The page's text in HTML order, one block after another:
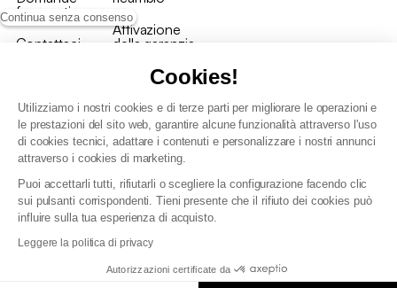
Continua senza consenso
Cookies!
Utilizziamo i nostri cookies e di terze parti per migliorare le operazioni e
le prestazioni del sito web, garantire alcune funzionalità attraverso l'uso
di cookies tecnici, adattare i contenuti e personalizzare i nostri annunci
attraverso i cookies di marketing.
Puoi accettarli tutti, rifiutarli o scegliere la configurazione facendo clic
sui pulsanti corrispondenti. Tieni presente che il rifiuto dei cookies può
influire sulla tua esperienza di acquisto.
Leggere la politica di privacy
Autorizzazioni certificate da
frequenti
Contattaci
Attivazione
della garanzia
Condizioni generali vendita
Politica di gestione dei dati personali e dei cookie
Condizioni generali di vendita per clienti professionali
Dichiarazione di accessibilità